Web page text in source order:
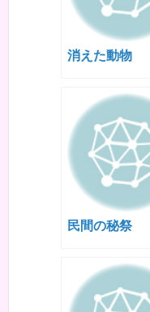
消えた動物
民間の秘祭